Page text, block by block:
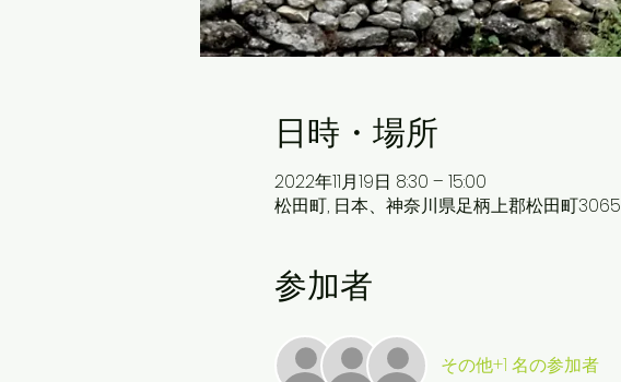
日時・場所
2022年11月19日 8:30 – 15:00
松田町, 日本、神奈川県足柄上郡松田町3065
参加者
その他+1 名の参加者